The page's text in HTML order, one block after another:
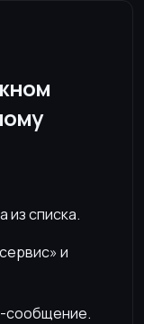
из списка.
и
сообщение.